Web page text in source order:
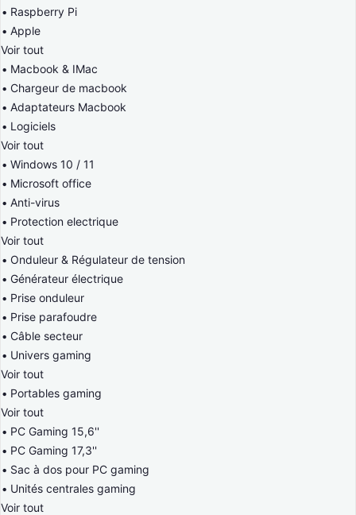
Raspberry Pi
Apple
Voir tout
Macbook & IMac
Chargeur de macbook
Adaptateurs Macbook
Logiciels
Voir tout
Windows 10 / 11
Microsoft office
Anti-virus
Protection electrique
Voir tout
Onduleur & Régulateur de tension
Générateur électrique
Prise onduleur
Prise parafoudre
Câble secteur
Univers gaming
Voir tout
Portables gaming
Voir tout
PC Gaming 15,6''
PC Gaming 17,3''
Sac à dos pour PC gaming
Unités centrales gaming
Voir tout